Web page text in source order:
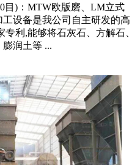
目)：MTW欧版磨、LM立式
设备是我公司自主研发的高
利,能够将石灰石、方解石、
润土等 ...